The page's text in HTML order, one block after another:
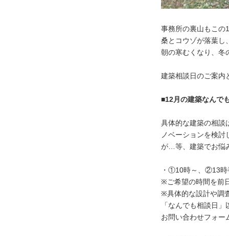
リフォーム そ
プレスリリース
セミナー・
太田陽子の何でもノート
事務所の裏山もこの
桑とコウゾが落葉し
朝の寒むくなり、冬
建築相談日のご案内
■12月の建築なんで
具体的な建築の相談
ノベーションを検
が…等、建築でお悩
・①10時～、②13
※ご希望の時間を前
※具体的な設計や調
「なんでも相談日
お問い合わせフォー